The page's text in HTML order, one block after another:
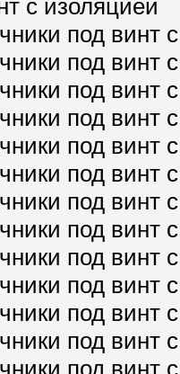
с изоляцией
под винт
под винт
под винт
под винт
под винт
под винт
под винт
под винт
под винт
под винт
под винт
под винт
под винт